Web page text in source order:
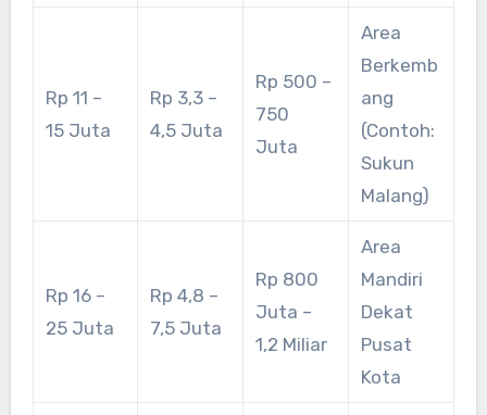
Rp 11 –
15 Juta
Rp 3,3 –
4,5 Juta
Rp 500 –
750
Juta
Area
Berkemb
ang
(Contoh:
Sukun
Malang)
Rp 16 –
25 Juta
Rp 4,8 –
7,5 Juta
Rp 800
Juta –
1,2 Miliar
Area
Mandiri
Dekat
Pusat
Kota